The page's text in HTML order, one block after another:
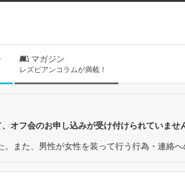
マガジン
レズビアンコラムが満載！
オフ会のお申し込みが受け付けられていませ
また、男性が女性を装って行う行為・連絡へ